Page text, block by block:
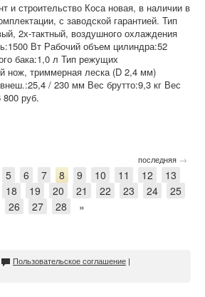
и строительство Коса новая, в наличии в
с заводской гарантией. Тип
2х-тактный, воздушного охлаждения
Вт Рабочий объем цилиндра:52
бака:1,0 л Тип режущих
нож, триммерная леска (D 2,4 мм)
/ 230 мм Вес брутто:9,3 кг Вес
800 руб.
последняя →
5 6 7 8 9 10 11 12
13
18 19 20 21 22 23 24
25
26
27 28 »
Пользовательское соглашение |